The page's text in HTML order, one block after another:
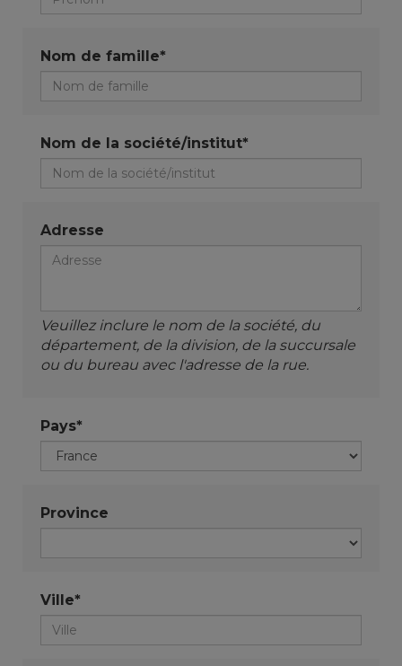
Nom de famille*
Nom de la société/institut*
Adresse
Veuillez inclure le nom de la société, du
département, de la division, de la succursale
ou du bureau avec l'adresse de la rue.
Pays*
Province
Ville*